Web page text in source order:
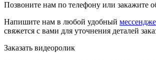
Позвоните нам по телефону или закажите
Напишите нам в любой удобный
свяжется с вами для уточнения деталей
Заказать видеоролик